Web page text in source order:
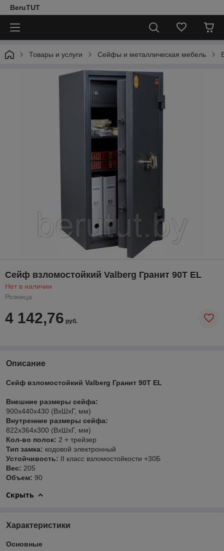
BeruTUT
Товары и услуги Сейфы и металлическая мебель
Сейф взломостойкий Valberg Гранит 90Т EL
Нет в наличии
Розница
4 142,76 руб.
Описание
Сейф взломостойкий Valberg Гранит 90T EL
Внешние размеры сейфа:
900x440x430 (ВхШхГ, мм)
Внутренние размеры сейфа:
822x364x300 (ВхШхГ, мм)
Кол-во полок: 2 + трейзер
Тип замка: кодовой электронный
Устойчивость: II класс взломостойкости +30Б
Вес: 205
Объем: 90
Скрыть
Характеристики
Основные